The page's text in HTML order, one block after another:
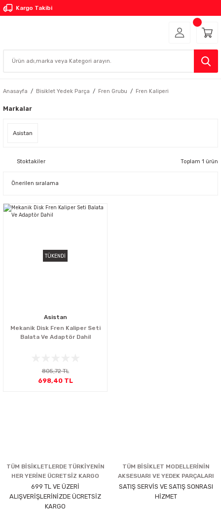
Kargo Takibi
Anasayfa Bisiklet Yedek Parça Fren Grubu Fren Kaliperi
Markalar
Asistan
Stoktakiler Toplam 1 ürün
TÜKENDİ
Asistan
Mekanik Disk Fren Kaliper Seti
Balata Ve Adaptör Dahil
805,72 TL
698,40 TL
TÜM BİSİKLETLERDE TÜRKİYENİN
HER YERİNE ÜCRETSİZ KARGO
699 TL VE ÜZERİ
ALIŞVERİŞLERİNİZDE ÜCRETSİZ
KARGO
TÜM BİSİKLET MODELLERİNİN
AKSESUARI VE YEDEK PARÇALARI
SATIŞ SERVİS VE SATIŞ SONRASI
HİZMET